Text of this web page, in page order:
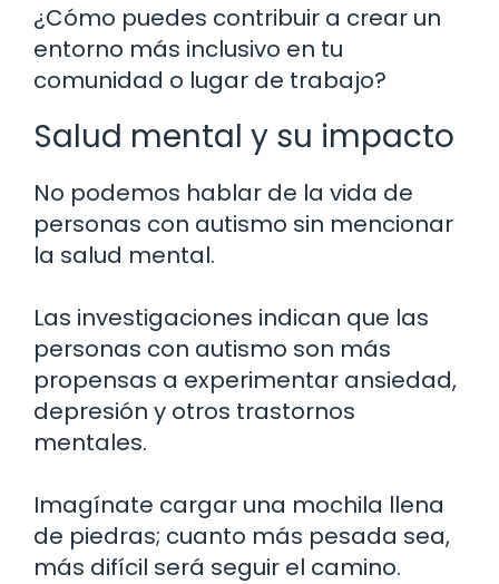
¿Cómo puedes contribuir a crear un
entorno más inclusivo en tu
comunidad o lugar de trabajo?
Salud mental y su impacto
No podemos hablar de la vida de
personas con autismo sin mencionar
la salud mental.
Las investigaciones indican que las
personas con autismo son más
propensas a experimentar ansiedad,
depresión y otros trastornos
mentales.
Imagínate cargar una mochila llena
de piedras; cuanto más pesada sea,
más difícil será seguir el camino.